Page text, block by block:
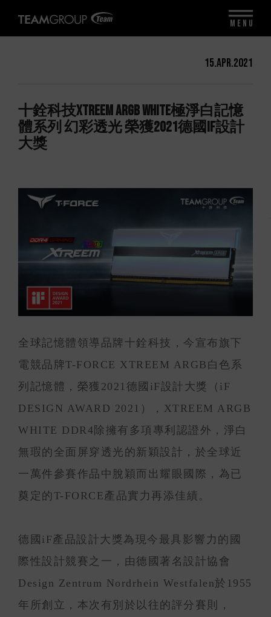
15.Apr.2021
十銓科技XTREEM ARGB WHITE極淨白記憶
體系列 幻彩透光 榮獲2021德國iF設計
大獎
全球記憶體領導品牌十銓科技，今宣布旗下
電競品牌T-FORCE XTREEM ARGB白色系
列記憶體，榮獲2021德國iF設計大獎（iF
DESIGN AWARD 2021），XTREEM ARGB
WHITE DDR4除擁有多項專利認證外，淨白
無瑕的全面屏穿透光的新穎設計，於全球近
一萬件參賽作品中脫穎而出耀眼國際，為已
奠定的T-FORCE產品實力再添佳績。
德國iF產品設計大獎為現今最具影響力的國
際性設計競賽之一，由德國著名設計協會
Design Zentrum Nordrhein Westfalen於1955
年所創立，本次有別於以往的評分賽則，
MENU